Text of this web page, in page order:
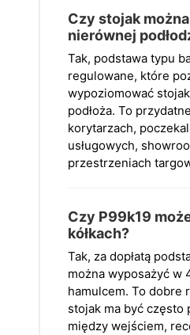
Czy stojak
nierównej
Tak, podstawa typu
regulowane, które
wypoziomować
podłoża. To
korytarzach,
usługowych,
przestrzeniach
Czy P99k19
kółkach?
Tak, za dopłatą
można wyposażyć w
hamulcem. To dobre
stojak ma być często
między wejściem,